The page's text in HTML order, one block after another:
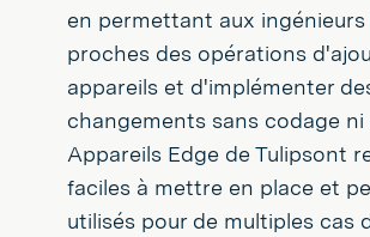
en permettant aux ingénieurs
proches des opérations
appareils et d'implémenter
changements sans codage ni
Appareils Edge de Tulipsont
faciles à mettre en place et
utilisés pour de multiples cas